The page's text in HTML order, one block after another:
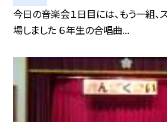
今日の音楽会１日目には、もう一組、
場しました ６年生の合唱曲...